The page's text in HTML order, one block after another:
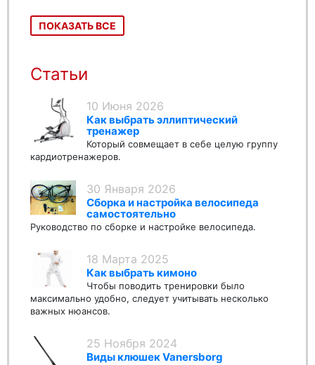
ПОКАЗАТЬ ВСЕ
Статьи
10 Июня 2026
Как выбрать эллиптический
тренажер
Который совмещает в себе целую группу
кардиотренажеров.
30 Января 2026
Сборка и настройка велосипеда
самостоятельно
Руководство по сборке и настройке велосипеда.
18 Марта 2025
Как выбрать кимоно
Чтобы поводить тренировки было
максимально удобно, следует учитывать несколько
важных нюансов.
25 Ноября 2024
Виды клюшек Vanersborg